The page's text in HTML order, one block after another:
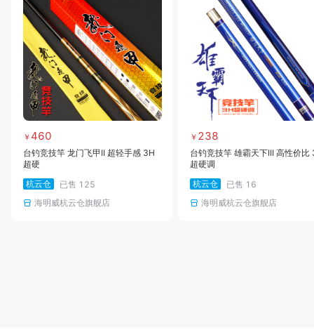
￥ 460
台钓竞技竿 龙门飞甲II 超轻手感 3H
超硬
杭云仓
已售 125
海明威杭云仓旗舰店
￥ 238
台钓竞技竿 雄霸天下III 高性价比
超硬调
杭云仓
已售 16
海明威杭云仓旗舰店